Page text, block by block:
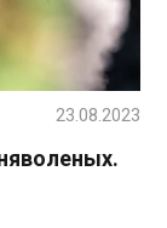
23.08.2023